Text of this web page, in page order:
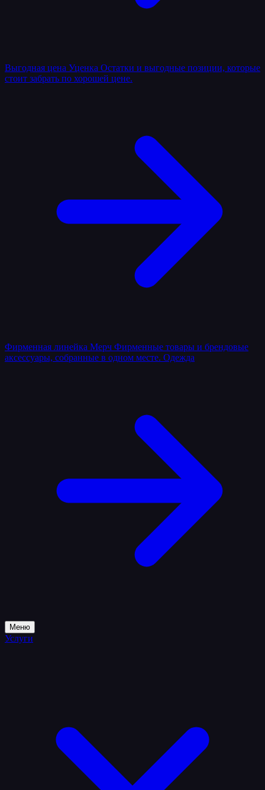
Выгодная цена Уценка Остатки и выгодные позиции, которые
стоит забрать по хорошей цене.
Фирменная линейка Мерч Фирменные товары и брендовые
аксессуары, собранные в одном месте. Одежда
Меню
Услуги